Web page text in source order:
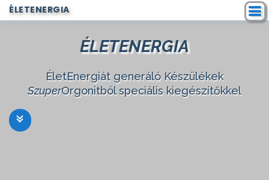
ÉLETENERGIA
ÉLETENERGIA
ÉletEnergiát generáló Készülékek
SzuperOrgonitból speciális kiegészítőkkel